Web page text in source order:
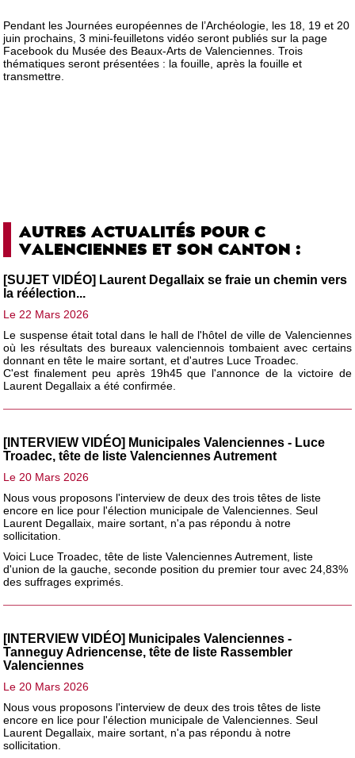
Pendant les Journées européennes de l’Archéologie, les 18, 19 et 20
juin prochains, 3 mini-feuilletons vidéo seront publiés sur la page
Facebook du Musée des Beaux-Arts de Valenciennes. Trois
thématiques seront présentées : la fouille, après la fouille et
transmettre.
AUTRES ACTUALITÉS POUR C
VALENCIENNES ET SON CANTON :
[SUJET VIDÉO] Laurent Degallaix se fraie un chemin vers
la réélection...
Le 22 Mars 2026
Le suspense était total dans le hall de l'hôtel de ville de Valenciennes
où les résultats des bureaux valenciennois tombaient avec certains
donnant en tête le maire sortant, et d'autres Luce Troadec.
C'est finalement peu après 19h45 que l'annonce de la victoire de
Laurent Degallaix a été confirmée.
[INTERVIEW VIDÉO] Municipales Valenciennes - Luce
Troadec, tête de liste Valenciennes Autrement
Le 20 Mars 2026
Nous vous proposons l'interview de deux des trois têtes de liste
encore en lice pour l'élection municipale de Valenciennes. Seul
Laurent Degallaix, maire sortant, n'a pas répondu à notre
sollicitation.
Voici Luce Troadec, tête de liste Valenciennes Autrement, liste
d'union de la gauche, seconde position du premier tour avec 24,83%
des suffrages exprimés.
[INTERVIEW VIDÉO] Municipales Valenciennes -
Tanneguy Adriencense, tête de liste Rassembler
Valenciennes
Le 20 Mars 2026
Nous vous proposons l'interview de deux des trois têtes de liste
encore en lice pour l'élection municipale de Valenciennes. Seul
Laurent Degallaix, maire sortant, n'a pas répondu à notre
sollicitation.